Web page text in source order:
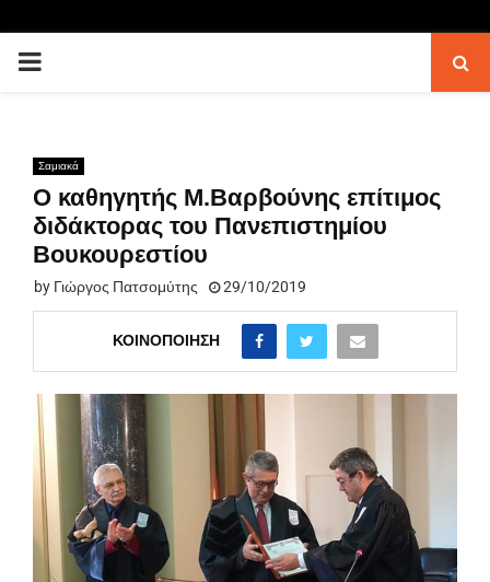
PRIMARY
Σαμιακά
Ο καθηγητής Μ.Βαρβούνης επίτιμος
διδάκτορας του Πανεπιστημίου
Βουκουρεστίου
by Γιώργος Πατσομύτης 29/10/2019
ΚΟΙΝΟΠΟΊΗΣΗ